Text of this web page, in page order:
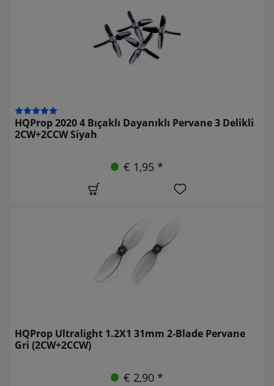
HQProp 2020 4 Bıçaklı Dayanıklı Pervane 3 Delikli
2CW+2CCW Siyah
€ 1,95 *
HQProp Ultralight 1.2X1 31mm 2-Blade Pervane
Gri (2CW+2CCW)
€ 2,90 *